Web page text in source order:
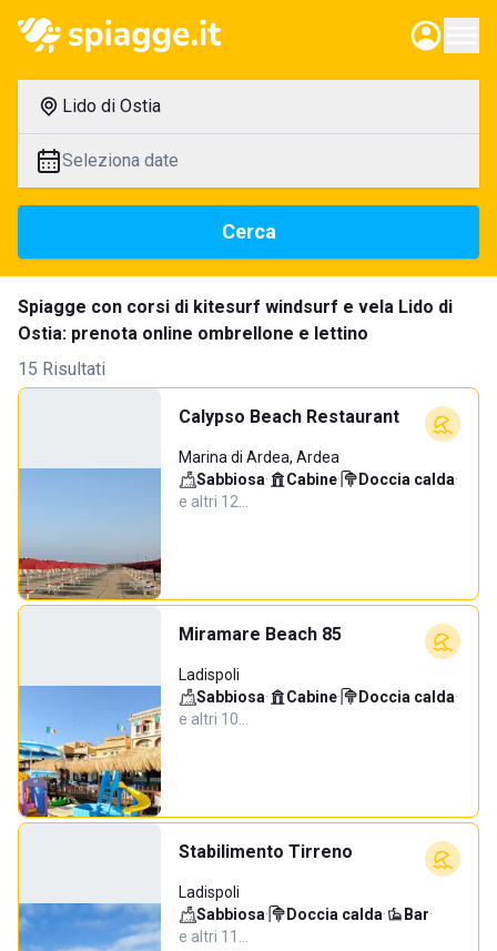
Lido di Ostia
Seleziona date
Cerca
Spiagge con corsi di kitesurf windsurf e vela Lido di
Ostia: prenota online ombrellone e lettino
15 Risultati
Calypso Beach Restaurant
Marina di Ardea, Ardea
Sabbiosa· Cabine· Doccia calda·
e altri 12…
Miramare Beach 85
Ladispoli
Sabbiosa· Cabine· Doccia calda·
e altri 10…
Stabilimento Tirreno
Ladispoli
Sabbiosa· Doccia calda· Bar·
e altri 11…